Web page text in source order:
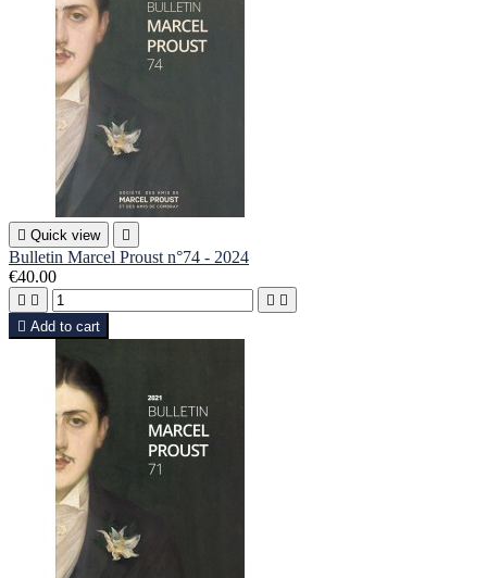
 Quick view 
Bulletin Marcel Proust n°74 - 2024
€40.00
   
 Add to cart